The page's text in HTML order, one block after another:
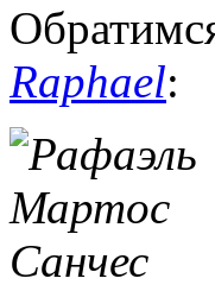
Raphael: